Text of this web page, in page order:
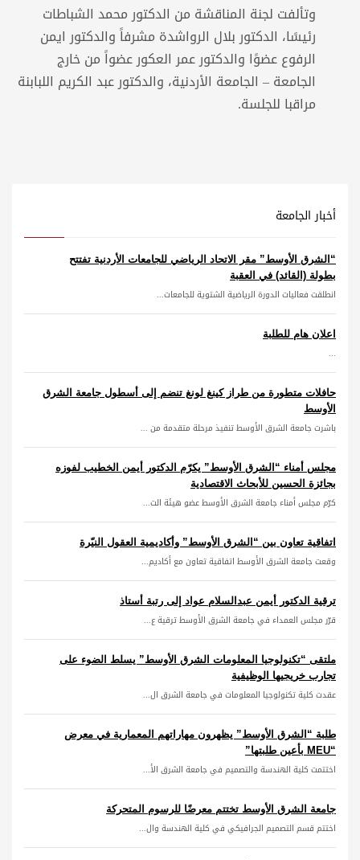
وتألفت لجنة المناقشة من الدكتور محمد الشباطات
رئيسًا، الدكتور بلال الرواشدة مشرفاً والدكتور ايمن
الرفوع عضوًا والدكتور عمر العكور عضواً من خارج
الجامعة – الجامعة الأردنية، والدكتور عبد الكريم اللبابنة
مراقبا للجلسة.
أخبار الجامعة
“الشرق الأوسط” مقر الاتحاد الرياضي للجامعات الأردنية تفتتح
بطولة (القائد) في العقبة
انطلقت فعاليات الدورة الرياضية الشتوية للجامعات...
اعلان هام للطلبة
...
حافلات متطورة من طراز كينغ لونغ تنضم إلى أسطول جامعة الشرق
الأوسط
باشرت جامعة الشرق الأوسط تنفيذ مرحلة متقدمة من ...
مجلس أمناء “الشرق الأوسط” يكرّم الدكتور أيمن الخطيب لفوزه
بجائزة الحسين للأبحاث الاقتصادية
كرّم مجلس أمناء جامعة الشرق الأوسط عضو هيئة الت...
اتفاقية تعاون بين “الشرق الأوسط” وأكاديمية العقول النيّرة
وقعت جامعة الشرق الأوسط اتفاقية تعاون مع أكاديم...
ترقية الدكتور أيمن عبدالسلام عواد إلى رتبة أستاذ
قرّر مجلس العمداء في جامعة الشرق الأوسط ترقية ع...
ملتقى “تكنولوجيا المعلومات الشرق الأوسط” يسلط الضوء على
تجارب خريجيها الوظيفية
عقدت كلية تكنولوجيا المعلومات في جامعة الشرق ال...
طلبة “الشرق الأوسط” يظهرون مهاراتهم المعمارية في معرض
“MEU بأعين طلبتها”
اختتمت كلية الهندسة والتصميم في جامعة الشرق الأ...
جامعة الشرق الأوسط تختتم معرضًا للرسوم المتحركة
اختتم قسم التصميم الجرافيكي في كلية الهندسة وال...